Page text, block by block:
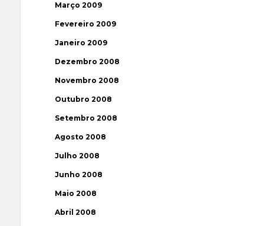
Março 2009
Fevereiro 2009
Janeiro 2009
Dezembro 2008
Novembro 2008
Outubro 2008
Setembro 2008
Agosto 2008
Julho 2008
Junho 2008
Maio 2008
Abril 2008